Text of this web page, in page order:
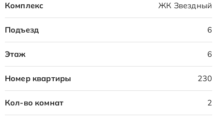
Комплекс ЖК Звездный
Подъезд 6
Этаж 6
Номер квартиры 230
Кол-во комнат 2